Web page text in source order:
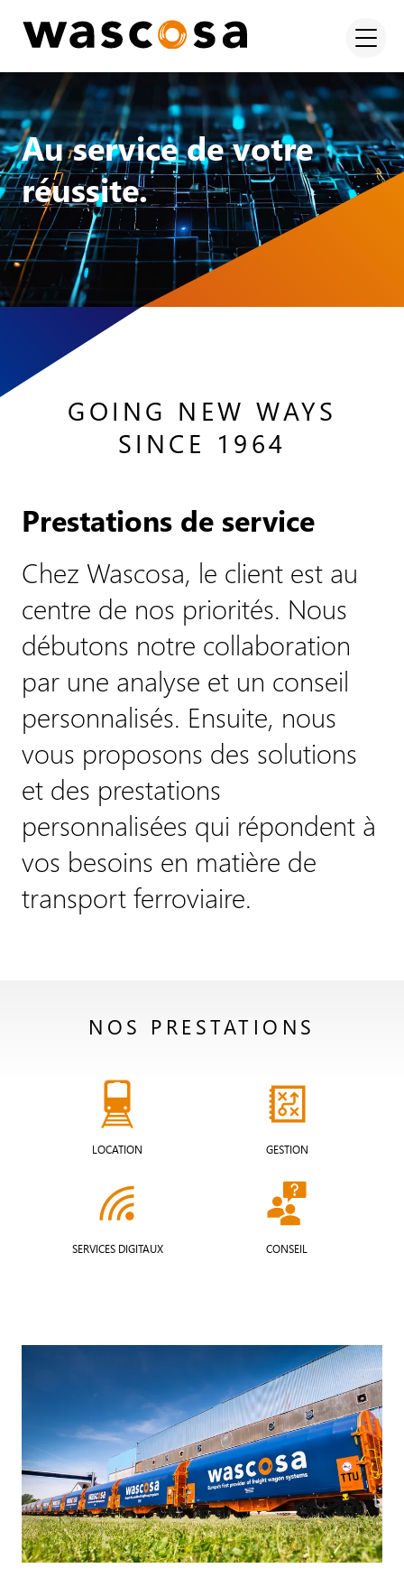
Au service de votre
réussite.
GOING NEW WAYS
SINCE 1964
Prestations de service
Chez Wascosa, le client est au
centre de nos priorités. Nous
débutons notre collaboration
par une analyse et un conseil
personnalisés. Ensuite, nous
vous proposons des solutions
et des prestations
personnalisées qui répondent à
vos besoins en matière de
transport ferroviaire.
NOS PRESTATIONS
LOCATION GESTION
SERVICES DIGITAUX CONSEIL